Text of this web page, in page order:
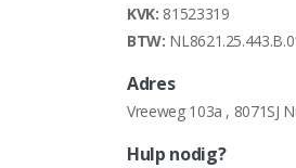
KVK: 81523319
BTW:
Adres
Vreeweg 103a , 8071SJ
Hulp nodig?